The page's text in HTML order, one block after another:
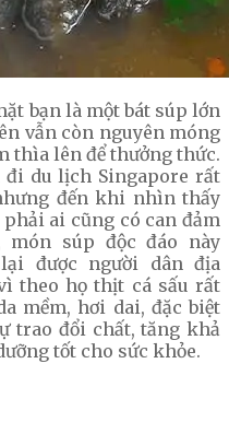
bạn là một bát súp lớn
vẫn còn nguyên móng
thìa lên để thưởng thức.
du lịch Singapore rất
đến khi nhìn thấy
ai cũng có can đảm
súp độc đáo này
được người dân địa
theo họ thịt cá sấu rất
mềm, hơi dai, đặc biệt
trao đổi chất, tăng khả
tốt cho sức khỏe.